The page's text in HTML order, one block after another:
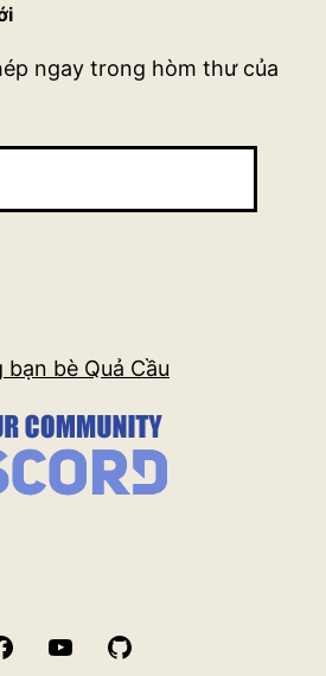
ngay trong hòm thư của
bè Quả Cầu
FacebookYouTube